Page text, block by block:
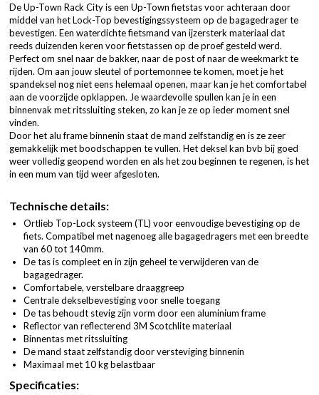
De Up-Town Rack City is een Up-Town fietstas voor achteraan door
middel van het Lock-Top bevestigingssysteem op de bagagedrager te
bevestigen. Een waterdichte fietsmand van ijzersterk materiaal dat
reeds duizenden keren voor fietstassen op de proef gesteld werd.
Perfect om snel naar de bakker, naar de post of naar de weekmarkt te
rijden. Om aan jouw sleutel of portemonnee te komen, moet je het
spandeksel nog niet eens helemaal openen, maar kan je het comfortabel
aan de voorzijde opklappen. Je waardevolle spullen kan je in een
binnenvak met ritssluiting steken, zo kan je ze op ieder moment snel
vinden.
Door het alu frame binnenin staat de mand zelfstandig en is ze zeer
gemakkelijk met boodschappen te vullen. Het deksel kan bvb bij goed
weer volledig geopend worden en als het zou beginnen te regenen, is het
in een mum van tijd weer afgesloten.
Technische details:
Ortlieb Top-Lock systeem (TL) voor eenvoudige bevestiging op de
fiets. Compatibel met nagenoeg alle bagagedragers met een breedte
van 60 tot 140mm.
De tas is compleet en in zijn geheel te verwijderen van de
bagagedrager.
Comfortabele, verstelbare draaggreep
Centrale dekselbevestiging voor snelle toegang
De tas behoudt stevig zijn vorm door een aluminium frame
Reflector van reflecterend 3M Scotchlite materiaal
Binnentas met ritssluiting
De mand staat zelfstandig door versteviging binnenin
Maximaal met 10 kg belastbaar
Specificaties: